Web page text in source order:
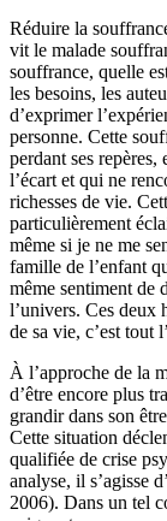
Réduire la
vit le malade
souffrance, quelle
les besoins, les
d’exprimer
personne. Cette
perdant ses repères,
l’écart et qui ne
richesses de vie.
particulièrement
même si je ne me
famille de l’enfant
même sentiment de
l’univers. Ces deux
de sa vie, c’est tout
À l’approche de la
d’être encore plus
grandir dans son
Cette situation
qualifiée de crise
analyse, il s’agisse
2006). Dans un tel